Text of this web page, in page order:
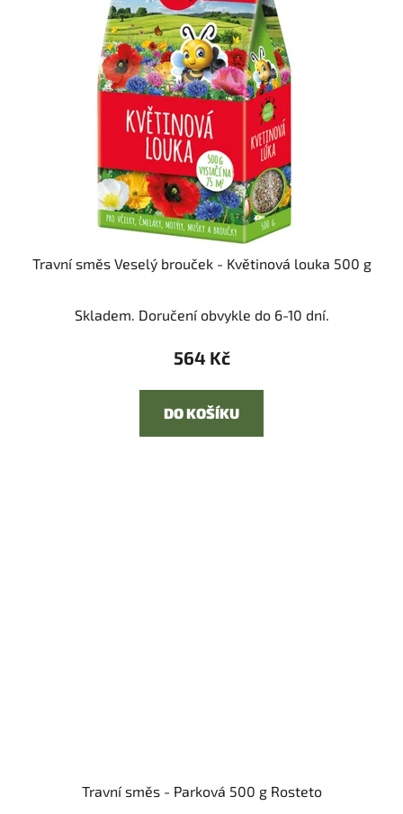
Travní směs Veselý brouček - Květinová louka 500 g
Skladem. Doručení obvykle do 6-10 dní.
564 Kč
DO KOŠÍKU
Travní směs - Parková 500 g Rosteto